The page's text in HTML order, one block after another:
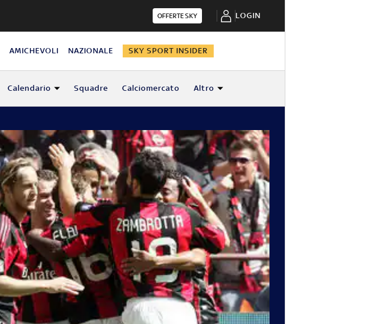
OFFERTE SKY LOGIN
AMICHEVOLI NAZIONALE SKY SPORT INSIDER
Calendario Squadre Calciomercato Altro